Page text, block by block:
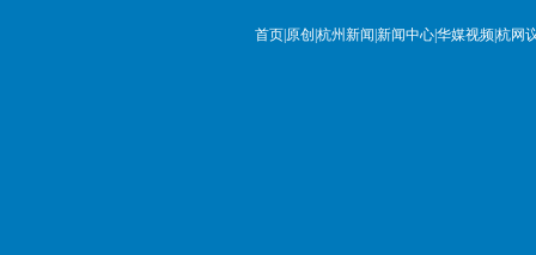
首页 原创 杭州新闻 新闻中心华媒视频杭网